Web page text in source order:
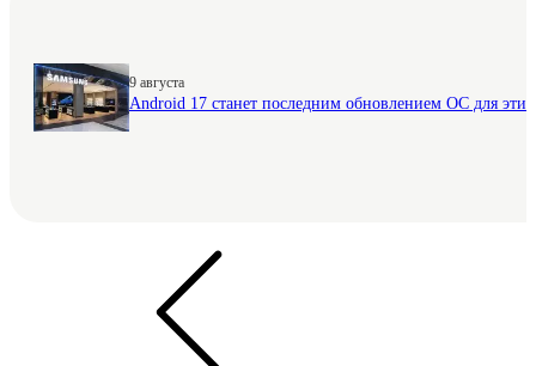
9 августа
Android 17 станет последним обновлением ОС для этих